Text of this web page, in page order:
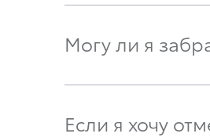
Могу ли я
Если я хочу